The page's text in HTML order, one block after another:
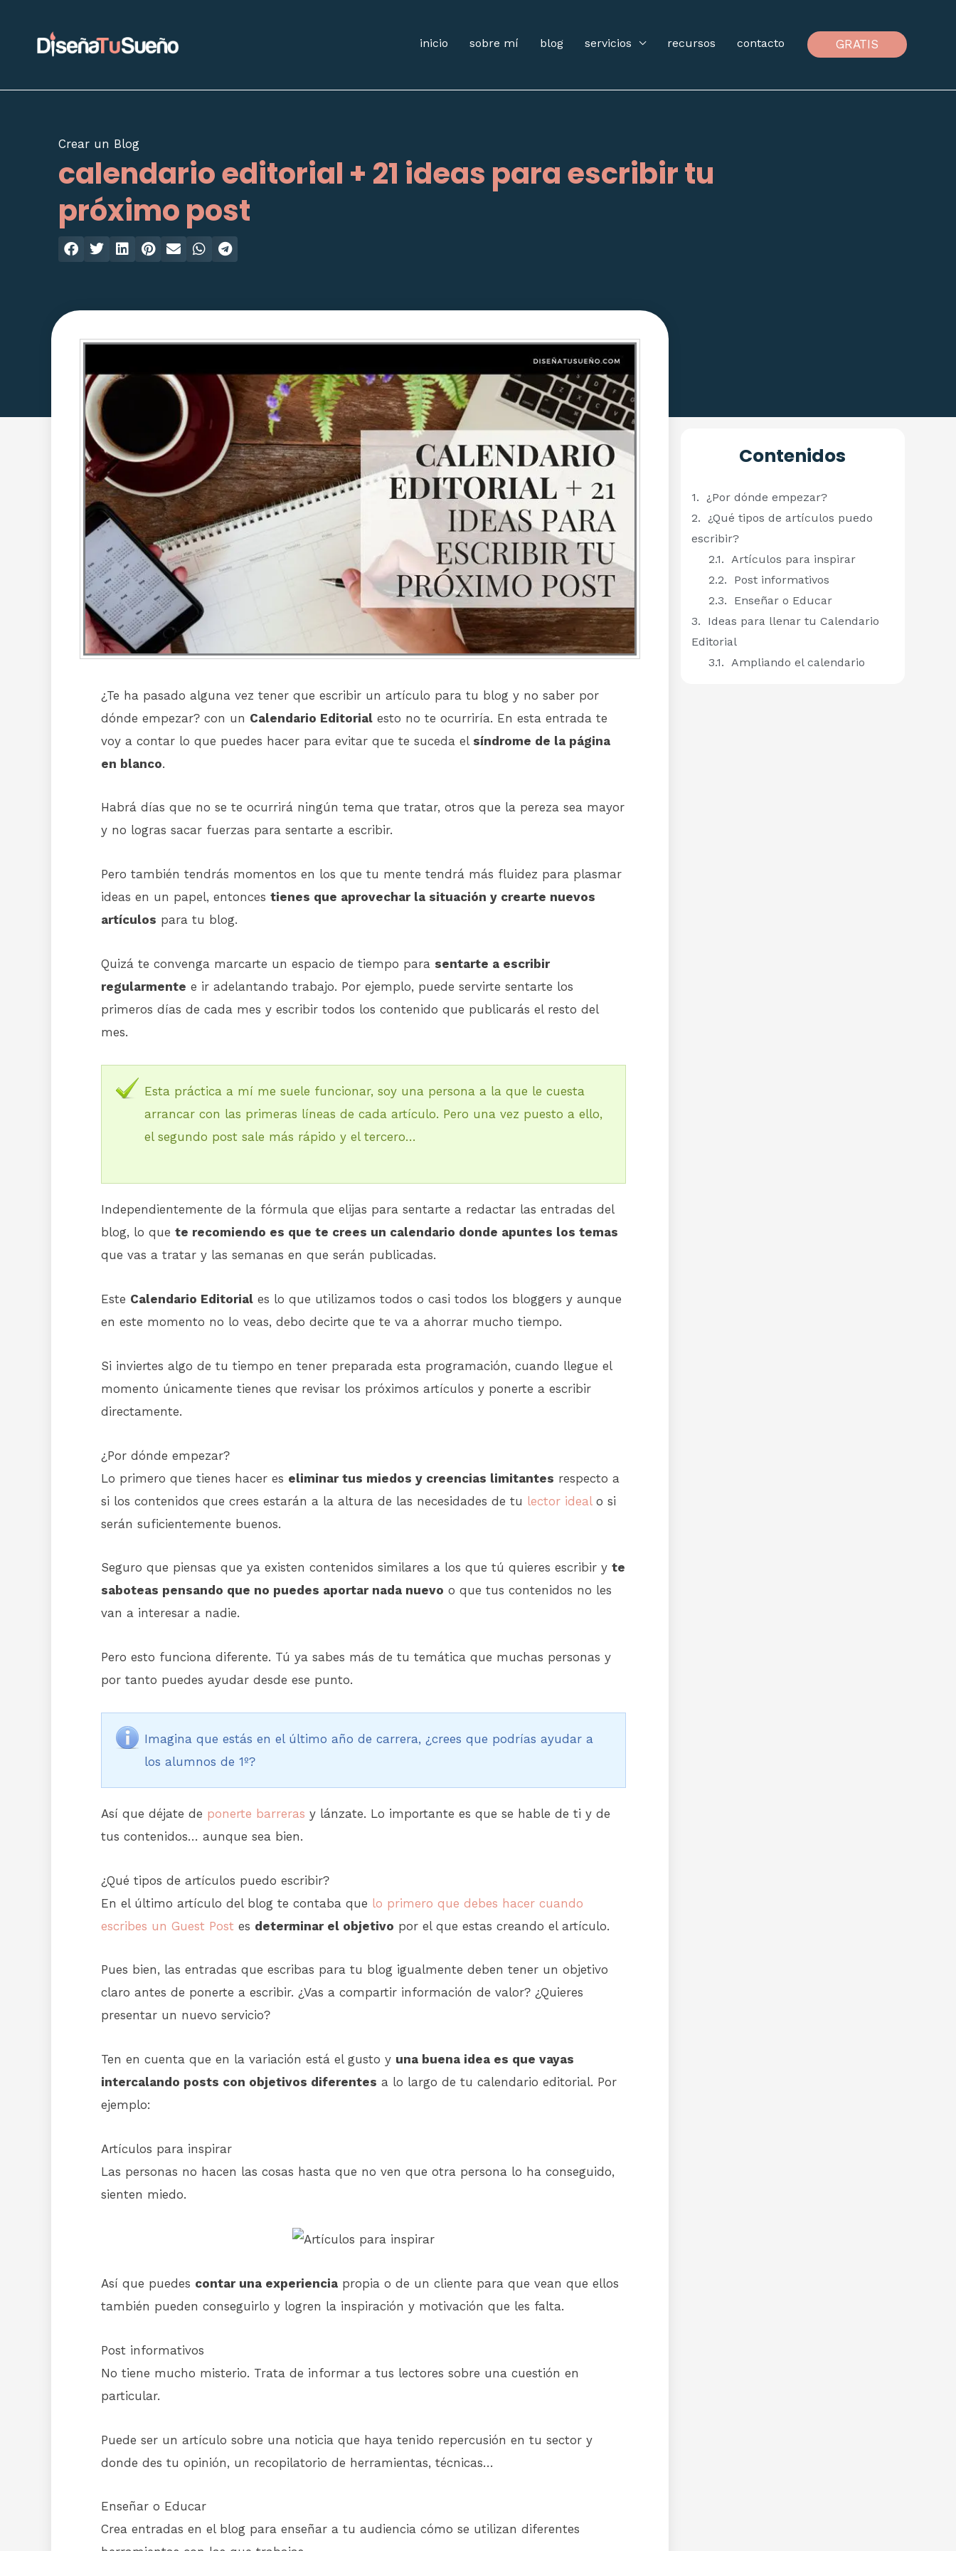
contenido
inicio sobre mí blog servicios recursos contacto GRATIS
Crear un Blog
calendario editorial + 21 ideas para escribir tu
próximo post
¿Te ha pasado alguna vez tener que escribir un artículo para tu blog y no saber por
dónde empezar? con un Calendario Editorial esto no te ocurriría. En esta entrada te
voy a contar lo que puedes hacer para evitar que te suceda el síndrome de la página
en blanco.
Habrá días que no se te ocurrirá ningún tema que tratar, otros que la pereza sea mayor
y no logras sacar fuerzas para sentarte a escribir.
Pero también tendrás momentos en los que tu mente tendrá más fluidez para plasmar
ideas en un papel, entonces tienes que aprovechar la situación y crearte nuevos
artículos para tu blog.
Quizá te convenga marcarte un espacio de tiempo para sentarte a escribir
regularmente e ir adelantando trabajo. Por ejemplo, puede servirte sentarte los
primeros días de cada mes y escribir todos los contenido que publicarás el resto del
mes.
Esta práctica a mí me suele funcionar, soy una persona a la que le cuesta
arrancar con las primeras líneas de cada artículo. Pero una vez puesto a ello,
el segundo post sale más rápido y el tercero…
Independientemente de la fórmula que elijas para sentarte a redactar las entradas del
blog, lo que te recomiendo es que te crees un calendario donde apuntes los temas
que vas a tratar y las semanas en que serán publicadas.
Este Calendario Editorial es lo que utilizamos todos o casi todos los bloggers y aunque
en este momento no lo veas, debo decirte que te va a ahorrar mucho tiempo.
Si inviertes algo de tu tiempo en tener preparada esta programación, cuando llegue el
momento únicamente tienes que revisar los próximos artículos y ponerte a escribir
directamente.
¿Por dónde empezar?
Lo primero que tienes hacer es eliminar tus miedos y creencias limitantes respecto a
si los contenidos que crees estarán a la altura de las necesidades de tu lector idealo si
serán suficientemente buenos.
Seguro que piensas que ya existen contenidos similares a los que tú quieres escribir y te
saboteas pensando que no puedes aportar nada nuevo o que tus contenidos no les
van a interesar a nadie.
Pero esto funciona diferente. Tú ya sabes más de tu temática que muchas personas y
por tanto puedes ayudar desde ese punto.
Imagina que estás en el último año de carrera, ¿crees que podrías ayudar a
los alumnos de 1º?
Así que déjate de ponerte barreras y lánzate. Lo importante es que se hable de ti y de
tus contenidos… aunque sea bien.
¿Qué tipos de artículos puedo escribir?
En el último artículo del blog te contaba que lo primero que debes hacer cuando
escribes un Guest Post es determinar el objetivo por el que estas creando el artículo.
Pues bien, las entradas que escribas para tu blog igualmente deben tener un objetivo
claro antes de ponerte a escribir. ¿Vas a compartir información de valor? ¿Quieres
presentar un nuevo servicio?
Ten en cuenta que en la variación está el gusto y una buena idea es que vayas
intercalando posts con objetivos diferentes a lo largo de tu calendario editorial. Por
ejemplo:
Artículos para inspirar
Las personas no hacen las cosas hasta que no ven que otra persona lo ha conseguido,
sienten miedo.
Así que puedes contar una experiencia propia o de un cliente para que vean que ellos
también pueden conseguirlo y logren la inspiración y motivación que les falta.
Post informativos
No tiene mucho misterio. Trata de informar a tus lectores sobre una cuestión en
particular.
Puede ser un artículo sobre una noticia que haya tenido repercusión en tu sector y
donde des tu opinión, un recopilatorio de herramientas, técnicas…
Enseñar o Educar
Crea entradas en el blog para enseñar a tu audiencia cómo se utilizan diferentes
Contenidos
¿Por dónde empezar?
¿Qué tipos de artículos puedo
escribir?
Artículos para inspirar
Post informativos
Enseñar o Educar
Ideas para llenar tu Calendario
Editorial
Ampliando el calendario